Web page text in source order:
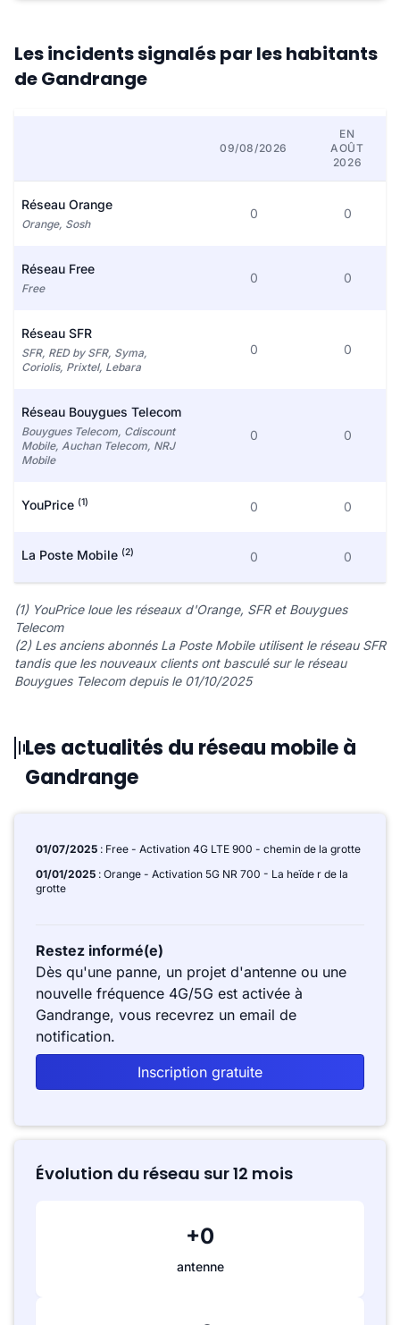
Les incidents signalés par les habitants
de Gandrange
09/08/2026
EN
AOÛT
2026
Réseau Orange
Orange, Sosh
0 0
Réseau Free
Free
0 0
Réseau SFR
SFR, RED by SFR, Syma,
Coriolis, Prixtel, Lebara
0 0
Réseau Bouygues Telecom
Bouygues Telecom, Cdiscount
Mobile, Auchan Telecom, NRJ
Mobile
0 0
YouPrice (1) 0 0
La Poste Mobile (2) 0 0
(1) YouPrice loue les réseaux d'Orange, SFR et Bouygues
Telecom
(2) Les anciens abonnés La Poste Mobile utilisent le réseau SFR
tandis que les nouveaux clients ont basculé sur le réseau
Bouygues Telecom depuis le 01/10/2025
Les actualités du réseau mobile à
Gandrange
01/07/2025 : Free - Activation 4G LTE 900 - chemin de la grotte
01/01/2025 : Orange - Activation 5G NR 700 - La heïde r de la
grotte
Restez informé(e)
Dès qu'une panne, un projet d'antenne ou une
nouvelle fréquence 4G/5G est activée à
Gandrange, vous recevrez un email de
notification.
Inscription gratuite
Évolution du réseau sur 12 mois
+0
antenne